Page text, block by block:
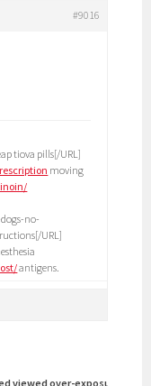
#9016
tiova pills[/URL]
moving
no-
URL]
antigens.
viewed over-exposure